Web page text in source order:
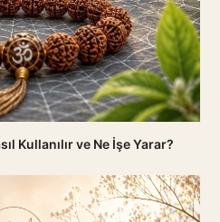
Kullanılır ve Ne İşe Yarar?